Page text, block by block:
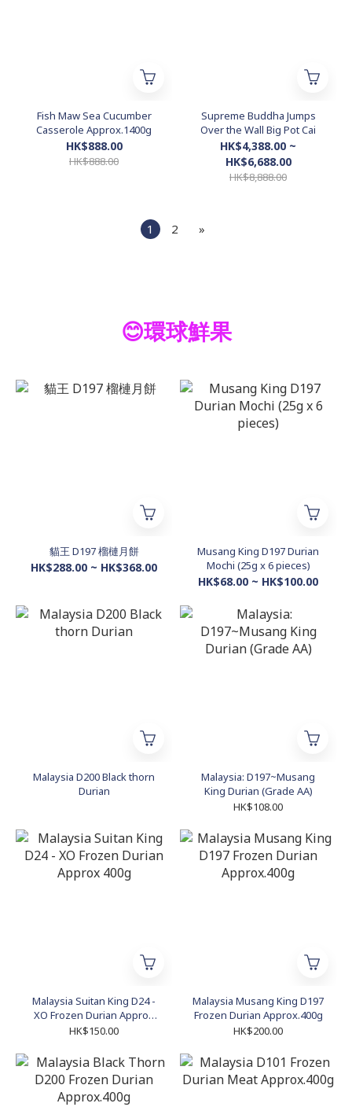
Fish Maw Sea Cucumber
Casserole Approx.1400g
HK$888.00
HK$888.00
Supreme Buddha Jumps
Over the Wall Big Pot Cai
HK$4,388.00 ~
HK$6,688.00
HK$8,888.00
1 2 »
😊環球鮮果
貓王 D197 榴槤月餅
HK$288.00 ~ HK$368.00
Musang King D197 Durian
Mochi (25g x 6 pieces)
HK$68.00 ~ HK$100.00
Malaysia D200 Black thorn
Durian
Malaysia: D197~Musang
King Durian (Grade AA)
HK$108.00
Malaysia Suitan King D24 -
XO Frozen Durian Approx
400g
HK$150.00
Malaysia Musang King D197
Frozen Durian Approx.400g
HK$200.00